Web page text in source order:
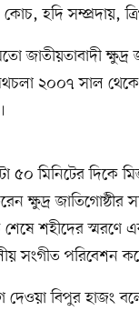
হদি সম্প্রদায়,
জাতীয়তাবাদী
২০০৭ সাল
৫০ মিনিটের দিকে
ক্ষুদ্র
শেষে শহীদের
সংগীত পরিবেশন
দেওয়া বিপুর হাজং